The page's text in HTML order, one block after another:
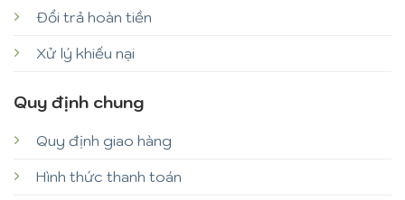
Đổi trả hoàn tiền
Xử lý khiếu nại
Quy định chung
Quy định giao hàng
Hình thức thanh toán